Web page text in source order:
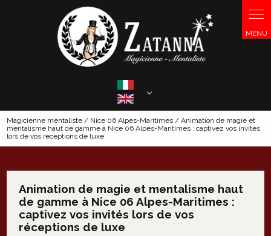
Magicienne mentaliste / Nice 06 Alpes-Maritimes / Animation de magie et
mentalisme haut de gamme à Nice 06 Alpes-Maritimes : captivez vos invités
lors de vos réceptions de luxe
Animation de magie et mentalisme haut
de gamme à Nice 06 Alpes-Maritimes :
captivez vos invités lors de vos
réceptions de luxe
Panneau de gestion des cookies